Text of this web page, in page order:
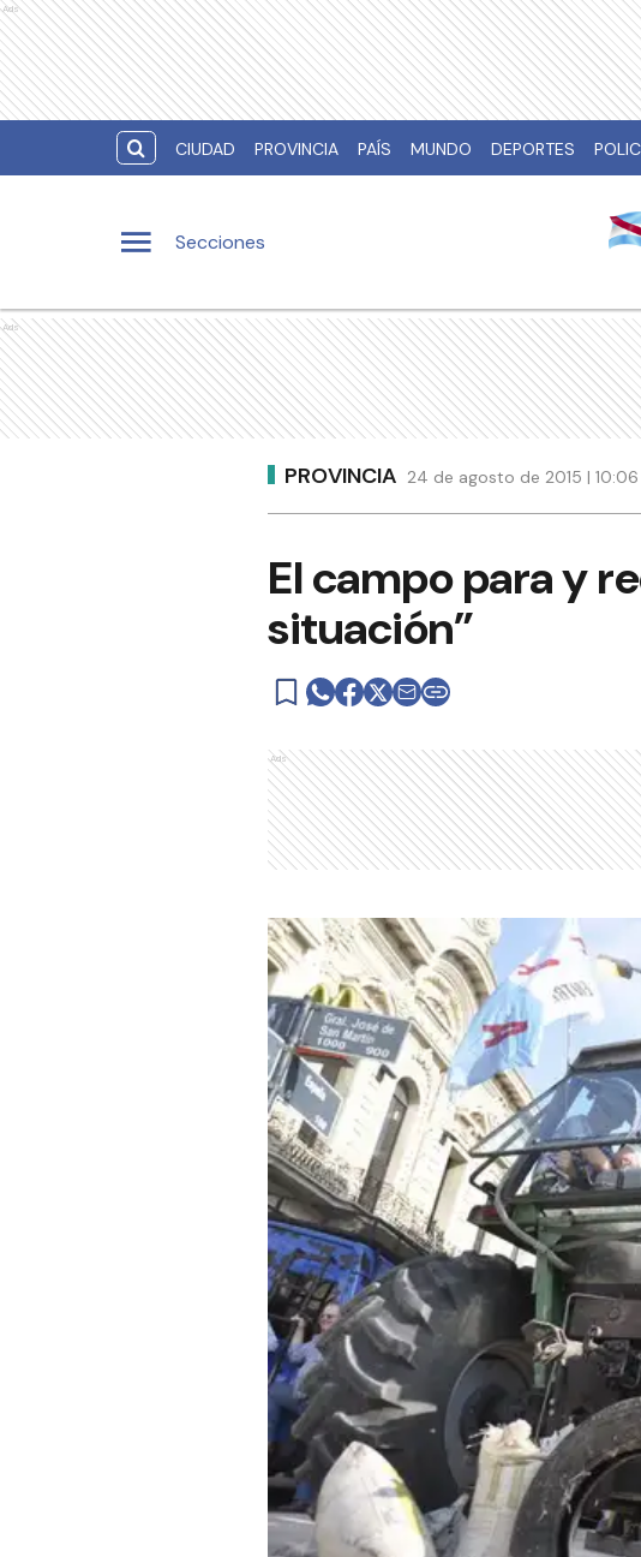
Ads
CIUDAD PROVINCIA PAÍS MUNDO DEPORTES
Secciones
Ads
PROVINCIA 24 de agosto de 2015 |
El campo para y
situación”
Ads